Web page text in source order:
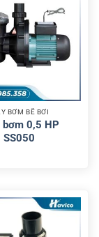
BƠM BỂ BƠI
bơm 0,5 HP
SS050